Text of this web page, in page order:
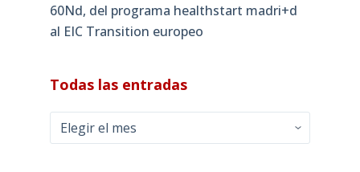
60Nd, del programa healthstart madri+d
al EIC Transition europeo
Todas las entradas
Todas
las